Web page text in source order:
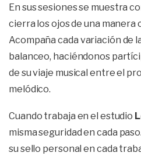
En sus sesiones se muestra
cierra los ojos de una manera
Acompaña cada variación de
balanceo, haciéndonos
de su viaje musical entre el
melódico.
Cuando trabaja en el estudio
misma seguridad en cada
su sello personal en cada